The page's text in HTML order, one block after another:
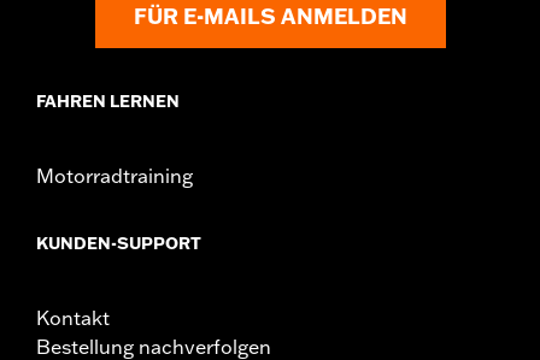
FÜR E-MAILS ANMELDEN
FAHREN LERNEN
Motorradtraining
KUNDEN-SUPPORT
Kontakt
Bestellung nachverfolgen